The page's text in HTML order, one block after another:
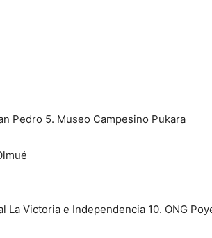
Pedro 5. Museo Campesino Pukara
La Victoria e Independencia 10. ONG